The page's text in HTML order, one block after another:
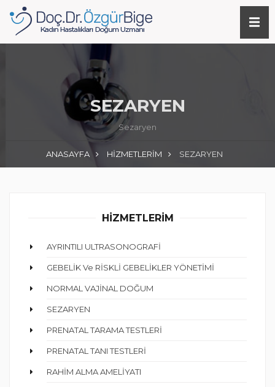
SEZARYEN
Sezaryen
ANASAYFA HİZMETLERİM SEZARYEN
HİZMETLERİM
AYRINTILI ULTRASONOGRAFİ
GEBELİK Ve RİSKLİ GEBELİKLER YÖNETİMİ
NORMAL VAJİNAL DOĞUM
SEZARYEN
PRENATAL TARAMA TESTLERİ
PRENATAL TANI TESTLERİ
RAHİM ALMA AMELİYATI